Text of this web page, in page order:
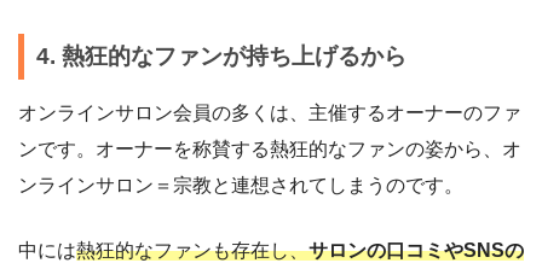
4. 熱狂的なファンが持ち上げるから
オンラインサロン会員の多くは、主催するオーナーのファ
ンです。オーナーを称賛する熱狂的なファンの姿から、オ
ンラインサロン＝宗教と連想されてしまうのです。
中には熱狂的なファンも存在し、サロンの口コミやSNSの